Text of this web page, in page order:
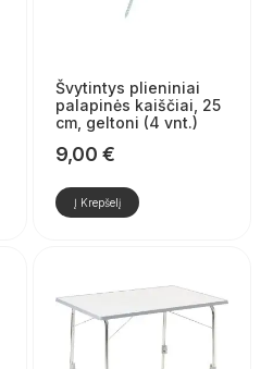
Švytintys plieniniai
palapinės kaiščiai, 25
cm, geltoni (4 vnt.)
9,00 €
Į Krepšelį